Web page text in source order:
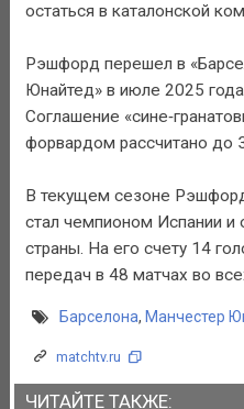
остаться в каталонской
Рэшфорд перешел в
Юнайтед» в июле 2025
Соглашение
форвардом рассчитано до
В текущем сезоне
стал чемпионом Испании и
страны. На его счету 14
передач в 48 матчах во
Барселона, Манчестер
matchtv.ru
ЧИТАЙТЕ ТАКЖЕ: